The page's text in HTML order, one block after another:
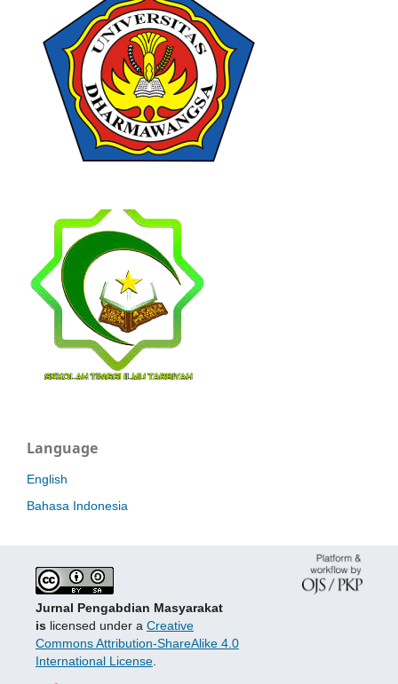
Language
English
Bahasa Indonesia
Jurnal Pengabdian Masyarakat
islicensed under a Creative
Commons Attribution-ShareAlike 4.0
International License.